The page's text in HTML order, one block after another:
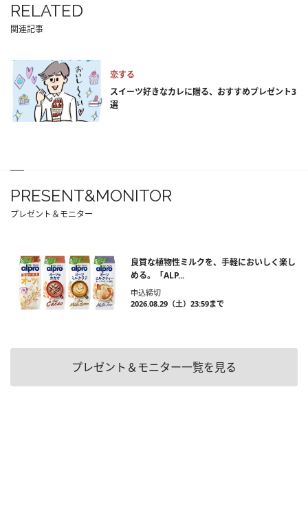
RELATED
関連記事
恋する
スイーツ好きなカレに贈る、おすすめプレゼント3
選
PRESENT&MONITOR
プレゼント＆モニター
良質な植物性ミルクを、手軽においしく楽し
める。「ALP...
申込締切
2026.08.29（土）23:59まで
プレゼント＆モニター一覧を見る